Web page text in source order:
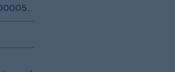
0200000055172